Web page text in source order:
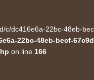
c/dc416e6a-22bc-48eb-
22bc-48eb-becf-
on line 166